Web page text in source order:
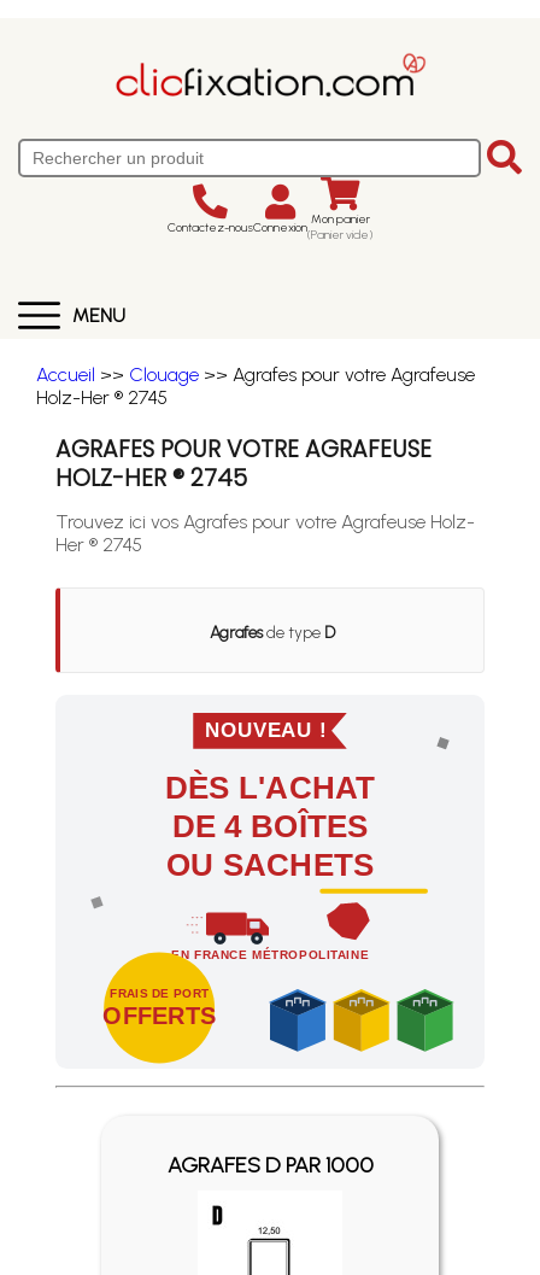
Contactez-nousConnexion Mon panier
(Panier vide)
MENU
Accueil >> Clouage >> Agrafes pour votre Agrafeuse
Holz-Her ® 2745
AGRAFES POUR VOTRE AGRAFEUSE
HOLZ-HER ® 2745
Trouvez ici vos Agrafes pour votre Agrafeuse Holz-
Her ® 2745
Agrafesde type D
NOUVEAU !
DÈS L'ACHAT
DE 4 BOÎTES
OU SACHETS
EN FRANCE MÉTROPOLITAINE
FRAIS DE PORT
OFFERTS
Profitez des Frais de port offerts en France
AGRAFES D PAR 1000